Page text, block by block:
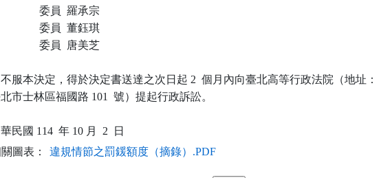
委員  羅承宗
委員  董鈺琪
委員  唐美芝
服本決定，得於決定書送達之次日起 2  個月內向臺北高等行政法院（地址：
市士林區福國路 101  號）提起行政訴訟。
圖表：
違規情節之罰鍰額度（摘錄）.PDF